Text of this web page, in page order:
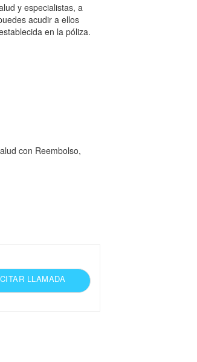
y especialistas, a
acudir a ellos
en la póliza.
con Reembolso,
LLAMADA